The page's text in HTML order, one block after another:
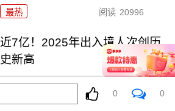
最热 阅读 20996
近7亿！2025年出入境人次创历
史新高
19291
0 0